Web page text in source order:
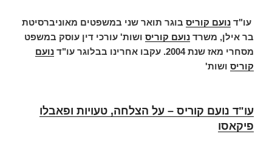
עו"ד נועם קוריס בוגר תואר שני במשפטים מאוניברסיטת
בר אילן, משרד נועם קוריס ושות' עורכי דין עוסק במשפט
מסחרי מאז שנת 2004. עקבו אחרינו בבלוגר עו"ד
נועם
קוריס ושות'
עו"ד נועם קוריס – על הצלחה, טעויות ופאבלו
פיקאסו